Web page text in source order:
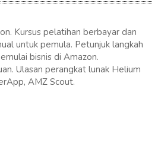
Kursus pelatihan berbayar dan
untuk pemula. Petunjuk langkah
bisnis di Amazon.
Ulasan perangkat lunak Helium
AMZ Scout.